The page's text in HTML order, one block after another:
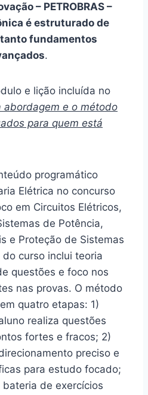
– PETROBRAS –
é estruturado de
fundamentos
.
e lição incluída no
abordagem e o método
para quem está
programático
Elétrica no concurso
em Circuitos Elétricos,
de Potência,
e Proteção de Sistemas
curso inclui teoria
questões e foco nos
nas provas. O método
quatro etapas: 1)
realiza questões
fortes e fracos; 2)
preciso e
para estudo focado;
de exercícios